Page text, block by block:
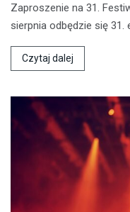
Zaproszenie na 31.
sierpnia odbędzie się 31.
Czytaj dalej